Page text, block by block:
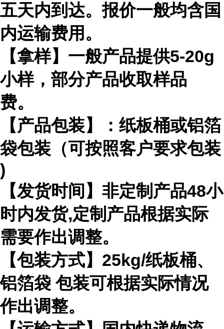
五天内到达。报价一般均含国
内运输费用。
【拿样】一般产品提供5-20g
小样，部分产品收取样品
费。
【产品包装】：纸板桶或铝箔
袋包装（可按照客户要求包装
)
【发货时间】非定制产品48小
时内发货,定制产品根据实际
需要作出调整。
【包装方式】 25kg/纸板桶、
铝箔袋 包装可根据实际情况
作出调整。